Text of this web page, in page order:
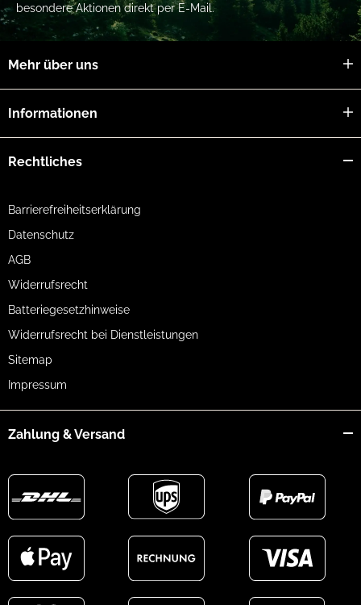
besondere Aktionen direkt per E-Mail.
Mehr über uns
Informationen
Rechtliches
Barrierefreiheitserklärung
Datenschutz
AGB
Widerrufsrecht
Batteriegesetzhinweise
Widerrufsrecht bei Dienstleistungen
Sitemap
Impressum
Zahlung & Versand